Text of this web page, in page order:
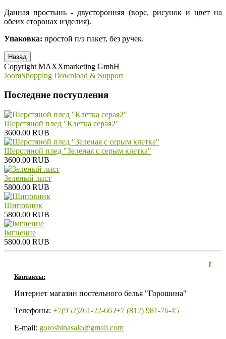
Данная простынь - двусторонняя (ворс, рисунок и цвет на
обеих сторонах изделия).
Упаковка: простой п/э пакет, без ручек.
Copyright MAXXmarketing GmbH
JoomShopping Download & Support
Последние поступления
Шерстяной плед "Клетка серая2"
3600.00 RUB
Шерстяной плед "Зеленая с серым клетка"
3600.00 RUB
Зеленый лист
5800.00 RUB
Шиповник
5800.00 RUB
Iмгненне
5800.00 RUB
Контакты:
Интернет магазин постельного белья "Горошина"
Телефоны: +7(952)261-22-66 /+7 (812) 981-76-45
E-mail: goroshinasale@gmail.com
⇑